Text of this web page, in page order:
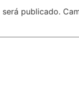
publicado.